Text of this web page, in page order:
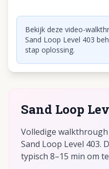
Bekijk deze video-
Sand Loop Level 403
stap oplossing.
Sand Loop
Volledige
Sand Loop Level 403.
typisch 8–15 min om